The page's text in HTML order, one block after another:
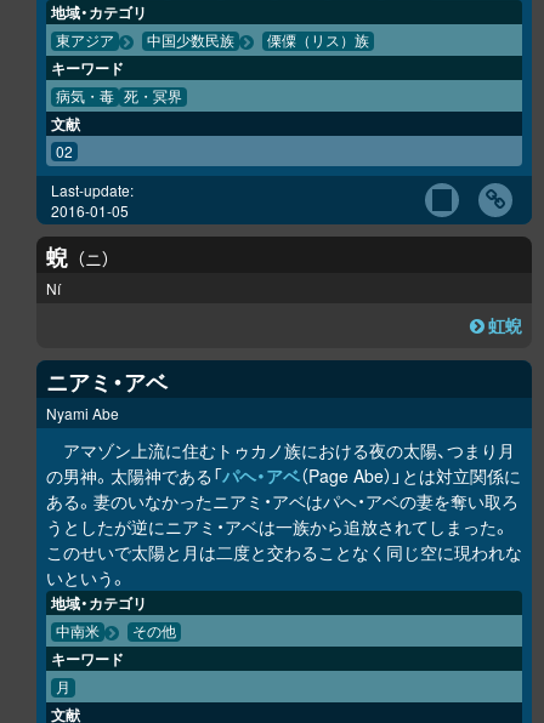
地域・カテゴリ
東アジア 中国少数民族 傈僳（リス）族
キーワード
病気・毒 死・冥界
文献
02
Last-update:
2016-01-05
蜺 ニ
Ní
虹蜺
ニアミ・アベ
Nyami Abe
アマゾン上流に住むトゥカノ族における夜の太陽、つまり月
の男神。太陽神である「パヘ・アベ（Page Abe）」とは対立関係に
ある。妻のいなかったニアミ・アベはパヘ・アベの妻を奪い取ろ
うとしたが逆にニアミ・アベは一族から追放されてしまった。
このせいで太陽と月は二度と交わることなく同じ空に現われな
いという。
地域・カテゴリ
中南米 その他
キーワード
月
文献